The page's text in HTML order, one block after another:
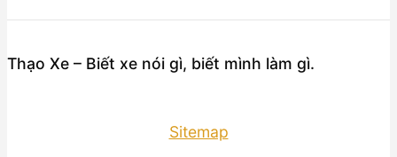
Thạo Xe – Biết xe nói gì, biết mình làm gì.
Sitemap